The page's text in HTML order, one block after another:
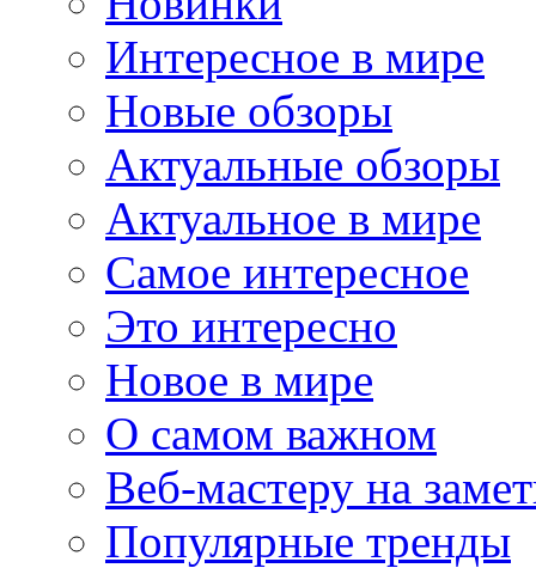
Интересное в мире
Новые обзоры
Актуальные обзоры
Актуальное в мире
Самое интересное
Это интересно
Новое в мире
О самом важном
Веб-мастеру на
Популярные тренды